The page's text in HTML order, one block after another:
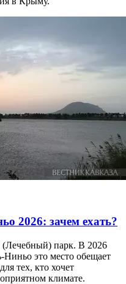
2026: зачем ехать?
парк. В 2026
это место обещает
тех, кто хочет
климате.